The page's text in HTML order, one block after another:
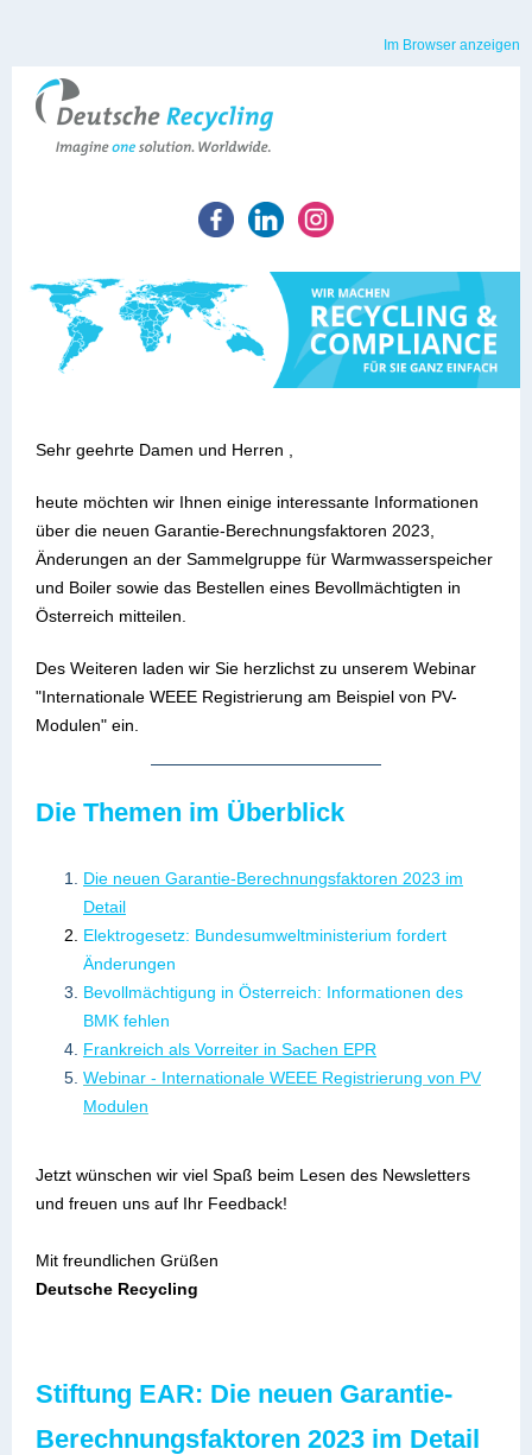
Im Browser anzeigen
Sehr geehrte Damen und Herren ,
heute möchten wir Ihnen einige interessante Informationen
über die neuen Garantie-Berechnungsfaktoren 2023,
Änderungen an der Sammelgruppe für Warmwasserspeicher
und Boiler sowie das Bestellen eines Bevollmächtigten in
Österreich mitteilen.
Des Weiteren laden wir Sie herzlichst zu unserem Webinar
"Internationale WEEE Registrierung am Beispiel von PV-
Modulen" ein.
Die Themen im Überblick
Die neuen Garantie-Berechnungsfaktoren 2023 im
Detail
Elektrogesetz: Bundesumweltministerium fordert
Änderungen
Bevollmächtigung in Österreich: Informationen des
BMK fehlen
Frankreich als Vorreiter in Sachen EPR
Webinar - Internationale WEEE Registrierung von PV
Modulen
Jetzt wünschen wir viel Spaß beim Lesen des Newsletters
und freuen uns auf Ihr Feedback!
Mit freundlichen Grüßen
Deutsche Recycling
Stiftung EAR: Die neuen Garantie-
Berechnungsfaktoren 2023 im Detail